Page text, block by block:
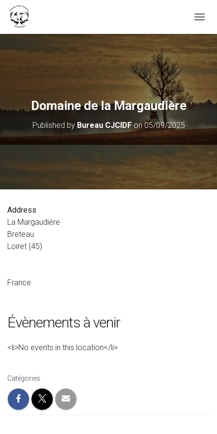
Domaine de la Margaudière
Published by Bureau CJCIDFon05/09/2025
Address
La Margaudière
Breteau
Loiret (45)
France
Évènements à venir
<li>No events in this location</li>
Catégories :